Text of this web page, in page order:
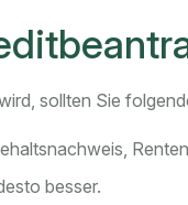
sollten Sie
besser.